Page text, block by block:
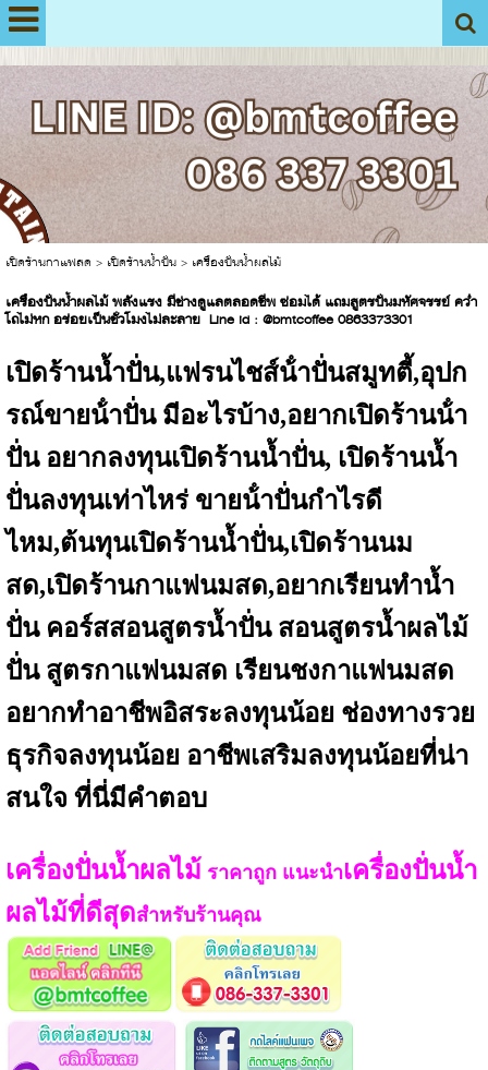
เปิดร้านกาแฟสด > เปิดร้านน้ำปั่น> เครื่องปั่นน้ำผลไม้
เครื่องปั่นน้ำผลไม้ พลังแรง มีช่างดูแลตลอดชีพ ซ่อมได้ แถมสูตรปั่นมหัศจรรย์ คว่ำ
โถไม่หก อร่อยเป็นชั่วโมงไม่ละลาย Line id : @bmtcoffee 0863373301
เปิดร้านน้ำปั่น,แฟรนไชส์น้ําปั่นสมูทตี้,อุปก
รณ์ขายน้ําปั่น มีอะไรบ้าง,อยากเปิดร้านน้ํา
ปั่น อยากลงทุนเปิดร้านน้ำปั่น, เปิดร้านน้ำ
ปั่นลงทุนเท่าไหร่ ขายน้ําปั่นกําไรดี
ไหม,ต้นทุนเปิดร้านน้ำปั่น,เปิดร้านนม
สด,เปิดร้านกาแฟนมสด,อยากเรียนทำน้ำ
ปั่น คอร์สสอนสูตรน้ำปั่น สอนสูตรน้ำผลไม้
ปั่น สูตรกาแฟนมสด เรียนชงกาแฟนมสด
อยากทำอาชีพอิสระลงทุนน้อย ช่องทางรวย
ธุรกิจลงทุนน้อย อาชีพเสริมลงทุนน้อยที่น่า
สนใจ ที่นี่มีคำตอบ
เครื่องปั่นน้ำผลไม้ ราคาถูก แนะนำเครื่องปั่นน้ำ
ผลไม้ที่ดีสุดสำหรับร้านคุณ